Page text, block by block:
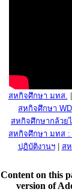
สหกิจศึกษา มทส.
สหกิจศึกษา WD
สหกิจศึกษากล้วย
สหกิจศึกษา มทส :
ปฏิบัติงานฯ| ส
Content on this
version of